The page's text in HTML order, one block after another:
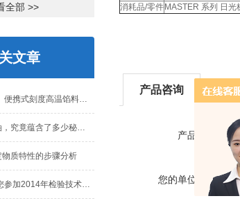
全部 >>
文章
ATAGO（爱拓）便携式刻度高温馅料测糖仪 MASTER-93H
一瓶小小的酱油，究竟蕴含了多少秘密？
质特性的步骤分析
ATAGO爱拓邀您参加2014年检验技术与装备博览会
消耗品/零件 MASTER 系列 日
产品咨询
产品：
您的单位：